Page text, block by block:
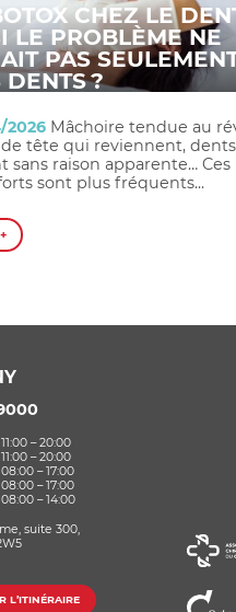
CHEZ LE
LE PROBLÈME NE
PAS
DENTS ?
2026 Mâchoire tendue au
tête qui reviennent,
sans raison apparente… Ces
sont plus fréquents...
11:00 – 20:00
11:00 – 20:00
08:00 – 17:00
08:00 – 17:00
08:00 – 14:00
suite 300,
L’ITINÉRAIRE